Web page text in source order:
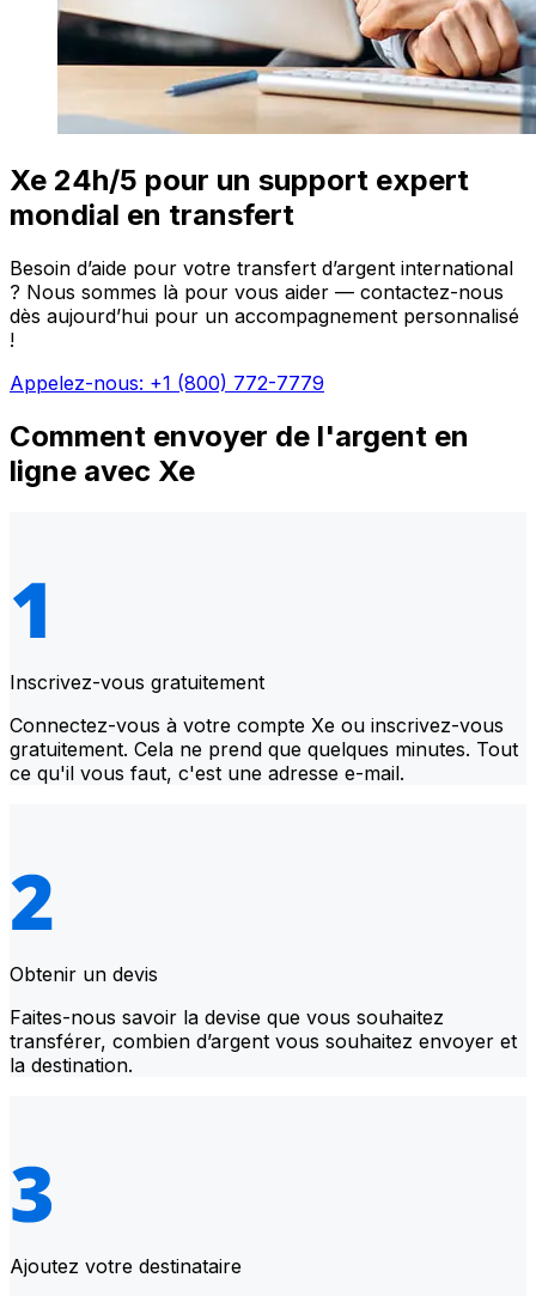
Xe 24h/5 pour un support expert
mondial en transfert
Besoin d’aide pour votre transfert d’argent international
? Nous sommes là pour vous aider — contactez-nous
dès aujourd’hui pour un accompagnement personnalisé
!
Appelez-nous: +1 (800) 772-7779
Comment envoyer de l'argent en
ligne avec Xe
Inscrivez-vous gratuitement
Connectez-vous à votre compte Xe ou inscrivez-vous
gratuitement. Cela ne prend que quelques minutes. Tout
ce qu'il vous faut, c'est une adresse e-mail.
Obtenir un devis
Faites-nous savoir la devise que vous souhaitez
transférer, combien d’argent vous souhaitez envoyer et
la destination.
Ajoutez votre destinataire